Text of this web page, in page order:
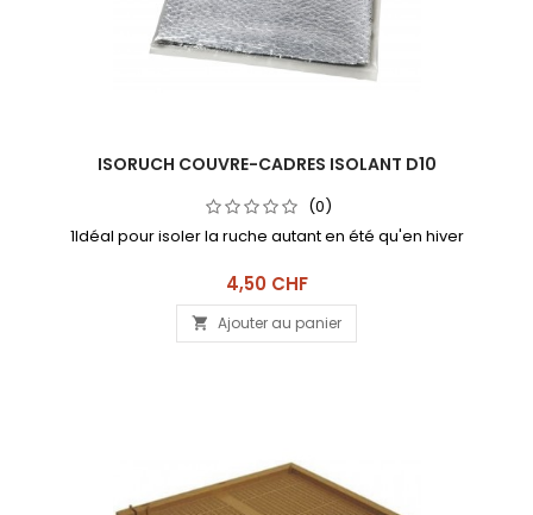
ISORUCH COUVRE-CADRES ISOLANT D10
(0)
1Idéal pour isoler la ruche autant en été qu'en hiver
Prix
4,50 CHF
 Ajouter au panier